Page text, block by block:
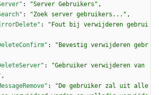
: "Server Gebruikers" ,
: "Zoek server gebruikers..." ,
:
"Fout bij verwijderen gebrui
:
"Bevestig verwijderen gebr
:
"Gebruiker verwijderen van
,
:
"De gebruiker zal uit alle